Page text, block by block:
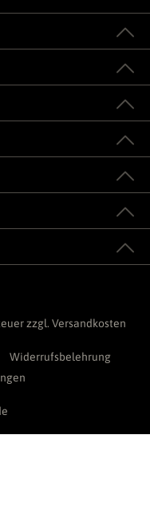
zzgl. Versandkosten
Widerrufsbelehrung